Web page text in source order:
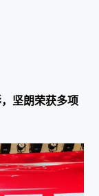
坚朗荣获多项